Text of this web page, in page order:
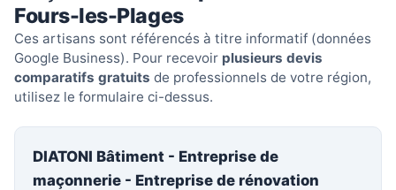
Fours-les-Plages
Ces artisans sont référencés à titre informatif (données
Google Business). Pour recevoir plusieurs devis
comparatifs gratuits de professionnels de votre région,
utilisez le formulaire ci-dessus.
DIATONI Bâtiment - Entreprise de
maçonnerie - Entreprise de rénovation